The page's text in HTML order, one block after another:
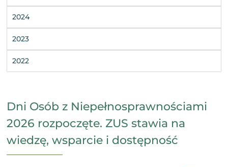
2024
2023
2022
Dni Osób z Niepełnosprawnościami
2026 rozpoczęte. ZUS stawia na
wiedzę, wsparcie i dostępność